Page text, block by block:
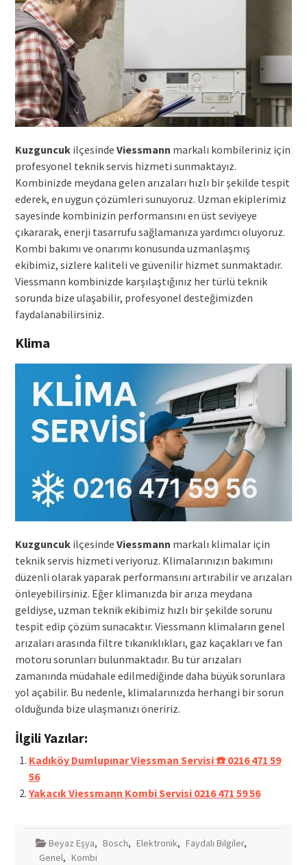
Kuzguncukilçesinde Viessmann markalı kombileriniz için
profesyonel teknik servis hizmeti sunmaktayız.
Kombinizde meydana gelen arızaları hızlı bir şekilde tespit
ederek, en uygun çözümleri sunuyoruz. Uzman ekiplerimiz
sayesinde kombinizin performansını en üst seviyeye
çıkararak, enerji tasarrufu sağlamanıza yardımcı oluyoruz.
Kombi bakımı ve onarımı konusunda uzmanlaşmış
ekibimiz, sizlere kaliteli ve güvenilir hizmet sunmaktadır.
Viessmann kombinizde karşılaştığınız her türlü teknik
sorunda bize ulaşabilir, profesyonel desteğimizden
faydalanabilirsiniz.
Klima
Kuzguncukilçesinde Viessmann markalı klimalar için
teknik servis hizmeti veriyoruz. Klimalarınızın bakımını
düzenli olarak yaparak performansını artırabilir ve arızaları
önleyebilirsiniz. Eğer klimanızda bir arıza meydana
geldiyse, uzman teknik ekibimiz hızlı bir şekilde sorunu
tespit edip çözüm sunacaktır. Viessmann klimaların genel
arızaları arasında filtre tıkanıklıkları, gaz kaçakları ve fan
motoru sorunları bulunmaktadır. Bu tür arızaları
zamanında müdahale edilmediğinde daha büyük sorunlara
yol açabilir. Bu nedenle, klimalarınızda herhangi bir sorun
olduğunda bize ulaşmanızı öneririz.
İlgili Yazılar:
Kadıköy Dumlupınar Viessman Servisi ☎️ 0216 471 59
56
Yakacık Viessmann Kombi Servisi 0216 471 59 56
Beyaz Eşya, Bosch, Elektronik, Faydalı Bilgiler,
Genel, Kombi